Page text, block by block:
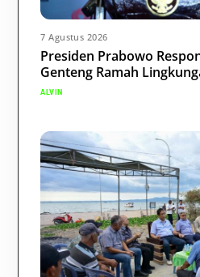
7 Agustus 2026
Presiden Prabowo
Genteng Ramah
ALVIN